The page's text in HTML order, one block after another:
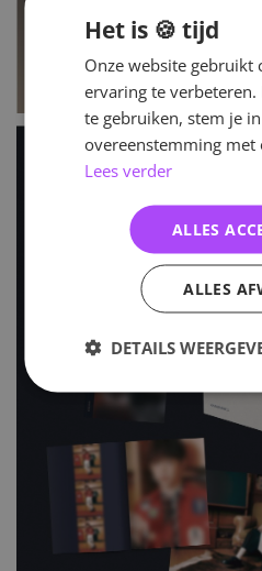
Het is 🍪 tijd
Onze website gebruikt
ervaring te
te gebruiken, stem je
overeenstemming met
Lees verder
ALLES
ALLES
DETAILS